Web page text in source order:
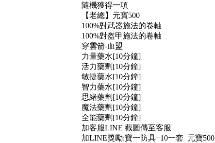
隨機獲得一項
【老總】元寶500
100%對武器施法的卷軸
100%對盔甲施法的卷軸
穿雲箭-血盟
力量藥水[10分鐘]
活力藥劑[10分鐘]
敏捷藥水[10分鐘]
智力藥水[10分鐘]
思緒藥劑[10分鐘]
魔法藥劑[10分鐘]
全能藥劑[10分鐘]
加客服LINE 截圖傳至客服
加LINE獎勵:寶一防具+10一套 元寶500